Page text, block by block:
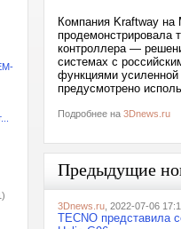
Компания Kraftway на
продемонстрировала
контроллера —
системах с
функциями
предусмотрено
Подробнее на 3Dnews.ru
Предыдущие
3Dnews.ru , 2022-07-06
ТECNO представила